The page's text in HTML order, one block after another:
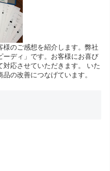
のご感想を紹介します。弊社
ーディ」です。お客様にお喜び
応させていただきます。 いた
の改善につなげています。